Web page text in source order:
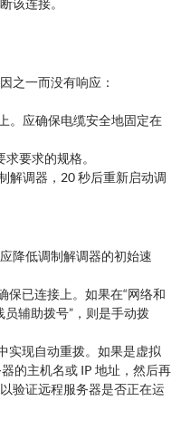
该连接。
之一而没有响应：
。应确保电缆安全地固定在
要求的规格。
解调器，20 秒后重新启动调
降低调制解调器的初始速
保已连接上。如果在“网络和
员辅助拨号”，则是手动拨
实现自动重拨。如果是虚拟
的主机名或 IP 地址，然后再
验证远程服务器是否正在运